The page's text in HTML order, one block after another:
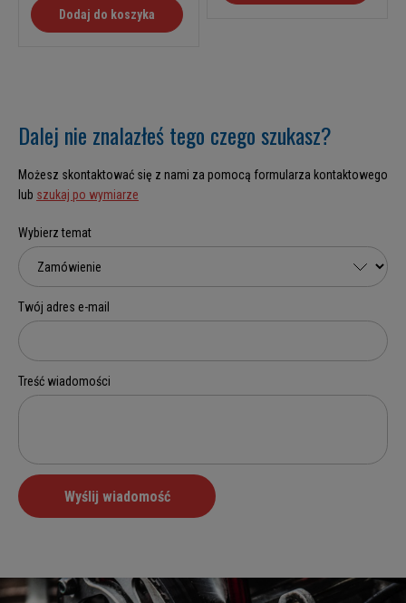
Dodaj do koszyka
Dalej nie znalazłeś tego czego szukasz?
Możesz skontaktować się z nami za pomocą formularza kontaktowego
lub szukaj po wymiarze